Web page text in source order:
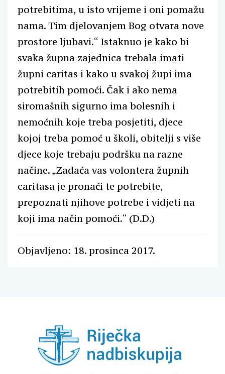
potrebitima, u isto vrijeme i oni pomažu
nama. Tim djelovanjem Bog otvara nove
prostore ljubavi.“ Istaknuo je kako bi
svaka župna zajednica trebala imati
župni caritas i kako u svakoj župi ima
potrebitih pomoći. Čak i ako nema
siromašnih sigurno ima bolesnih i
nemoćnih koje treba posjetiti, djece
kojoj treba pomoć u školi, obitelji s više
djece koje trebaju podršku na razne
načine. „Zadaća vas volontera župnih
caritasa je pronaći te potrebite,
prepoznati njihove potrebe i vidjeti na
koji ima način pomoći.“ (D.D.)
Objavljeno: 18. prosinca 2017.